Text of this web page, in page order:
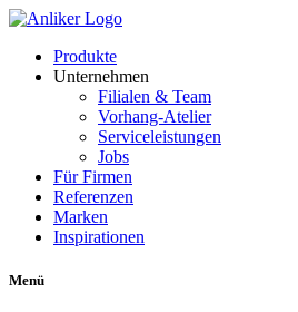
Produkte
Unternehmen
Filialen & Team
Vorhang-Atelier
Serviceleistungen
Jobs
Für Firmen
Referenzen
Marken
Inspirationen
Menü